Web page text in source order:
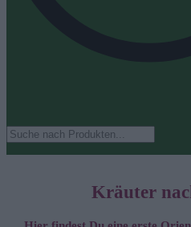
Products
search
Kräuter